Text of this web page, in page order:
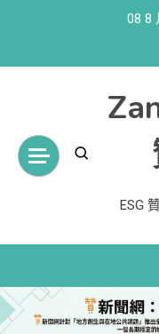
08 8
ESG